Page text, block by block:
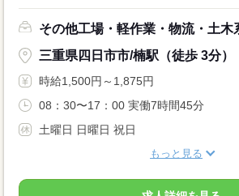
その他工場・軽作業・物流・土木
三重県四日市市/楠駅（徒歩 3分）
時給1,500円～1,875円
08：30〜17：00 実働7時間45分
土曜日 日曜日 祝日
もっと見る